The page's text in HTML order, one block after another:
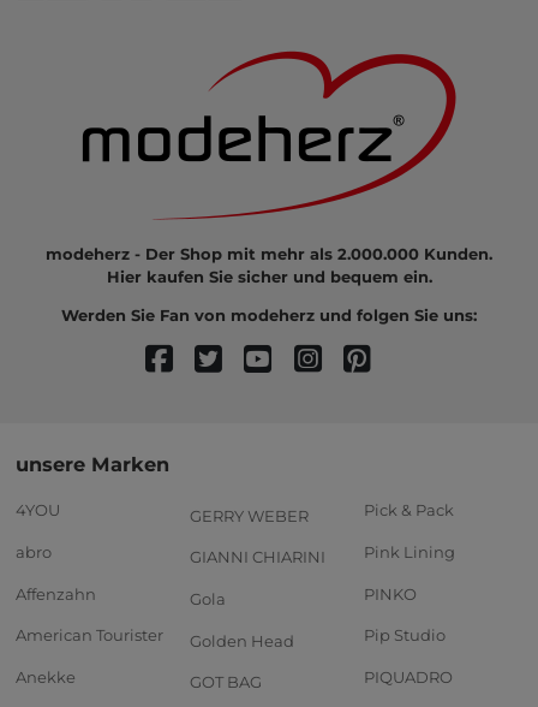
modeherz - Der Shop mit mehr als 2.000.000 Kunden.
Hier kaufen Sie sicher und bequem ein.
Werden Sie Fan von modeherz und folgen Sie uns:
unsere Marken
4YOU
abro
Affenzahn
American Tourister
Anekke
GERRY WEBER
GIANNI CHIARINI
Gola
Golden Head
GOT BAG
Pick & Pack
Pink Lining
PINKO
Pip Studio
PIQUADRO